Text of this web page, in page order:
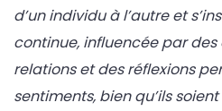
d’un individu à l’autre et
continue, influencée par
relations et des réflexions
sentiments, bien qu’ils